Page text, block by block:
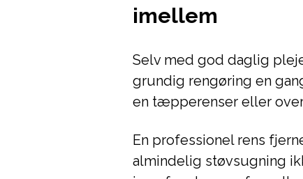
imellem
Selv med god daglig
grundig rengøring en
en tæpperenser eller
En professionel rens
almindelig støvsugning